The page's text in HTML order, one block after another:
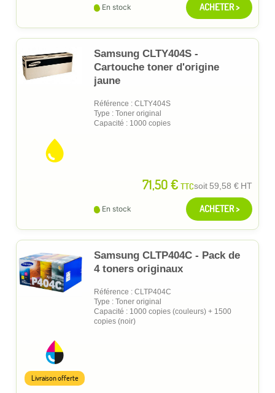
En stock ACHETER >
Samsung CLTY404S -
Cartouche toner d'origine
jaune
Référence : CLTY404S
Type : Toner original
Capacité : 1000 copies
71,50 € TTCsoit 59,58 € HT
En stock ACHETER >
Samsung CLTP404C - Pack de
4 toners originaux
Référence : CLTP404C
Type : Toner original
Capacité : 1000 copies (couleurs) + 1500
copies (noir)
Livraison offerte